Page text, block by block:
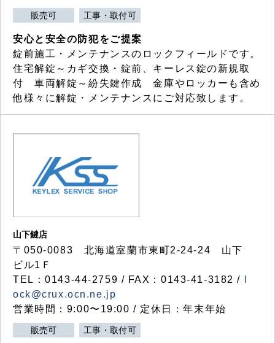
販売可 工事・取付可
安心と安全の防犯をご提案
錠前施工・メンテナンスのロックフィールドです。
住宅解錠～カギ交換・錠前、キーレス錠の新規取
付 車両解錠～紛失鍵作成 金庫やロッカーも含め
他様々に解錠・メンテナンスにご対応致します。
山下鍵店
〒050-0083 北海道室蘭市東町2-24-24 山下
ビル1Ｆ
TEL：0143-44-2759 / FAX：0143-41-3182 /
ock@crux.ocn.ne.jp
営業時間：9:00〜19:00 / 定休日：年末年始
販売可 工事・取付可